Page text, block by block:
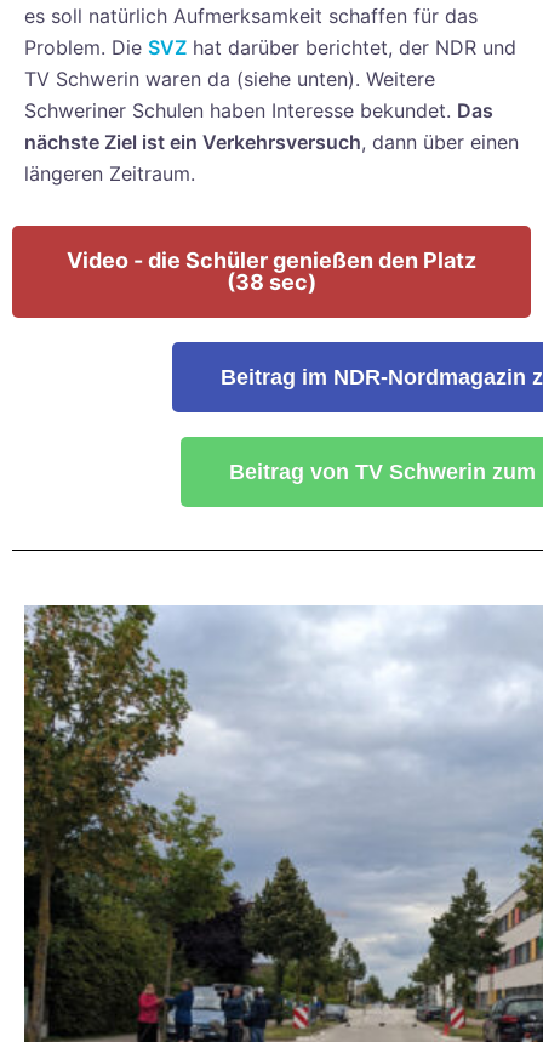
es soll natürlich Aufmerksamkeit schaffen für das
Problem. Die SVZ hat darüber berichtet, der NDR und
TV Schwerin waren da (siehe unten). Weitere
Schweriner Schulen haben Interesse bekundet. Das
nächste Ziel ist ein Verkehrsversuch, dann über einen
längeren Zeitraum.
Video - die Schüler genießen den Platz
(38 sec)
Beitrag im NDR-Nordmagazin
Beitrag von TV Schwerin